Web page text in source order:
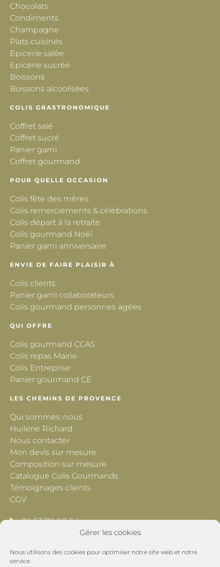
Gérer les cookies
Nous utilisons des cookies pour optimiser notre site web et notre
service.
Chocolats
Condiments
Champagne
Plats cuisinés
Epicerie salée
Epicerie sucrée
Boissons
Boissons alcoolisées
COLIS GRASTRONOMIQUE
Coffret salé
Coffret sucré
Panier garni
Coffret gourmand
POUR QUELLE OCCASION
Colis fête des mères
Colis remerciements & célébrations
Colis départ à la retraite
Colis gourmand Noël
Panier garni anniversaire
ENVIE DE FAIRE PLAISIR À
Colis clients
Panier garni collaborateurs
Colis gourmand personnes agées
QUI OFFRE
Colis gourmand CCAS
Colis repas Mairie
Colis Entreprise
Panier gourmand CE
LES CHEMINS DE PROVENCE
Qui sommes-nous
Huilerie Richard
Nous contacter
Mon devis sur mesure
Composition sur mesure
Catalogue Colis Gourmands
Témoignages clients
CGV
06 63 70 00 54
contact@lescheminsdeprovence.com
Les Chemins de Provence